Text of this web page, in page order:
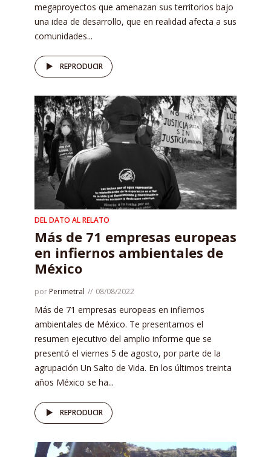
megaproyectos que amenazan sus territorios bajo
una idea de desarrollo, que en realidad afecta a sus
comunidades...
REPRODUCIR
DEL DATO AL RELATO
Más de 71 empresas europeas
en infiernos ambientales de
México
por Perimetral 08/08/2022
Más de 71 empresas europeas en infiernos
ambientales de México. Te presentamos el
resumen ejecutivo del amplio informe que se
presentó el viernes 5 de agosto, por parte de la
agrupación Un Salto de Vida. En los últimos treinta
años México se ha...
REPRODUCIR